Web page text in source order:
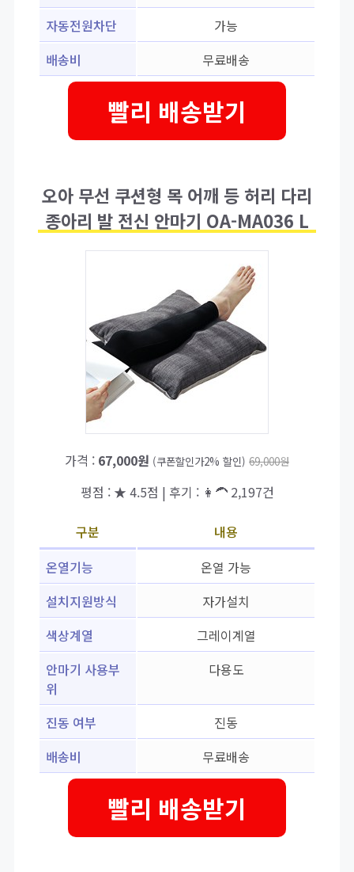
자동전원차단
가능
배송비
무료배송
빨리 배송받기
오아 무선 쿠션형 목 어깨 등 허리 다리
종아리 발 전신 안마기 OA-MA036 L
가격 : 67,000원 (쿠폰할인가2% 할인) 69,000원
평점 : ★ 4.5점 | 후기 : 👩‍🦱 2,197건
구분
내용
온열기능
온열 가능
설치지원방식
자가설치
색상계열
그레이계열
안마기 사용부
위
다용도
진동 여부
진동
배송비
무료배송
빨리 배송받기